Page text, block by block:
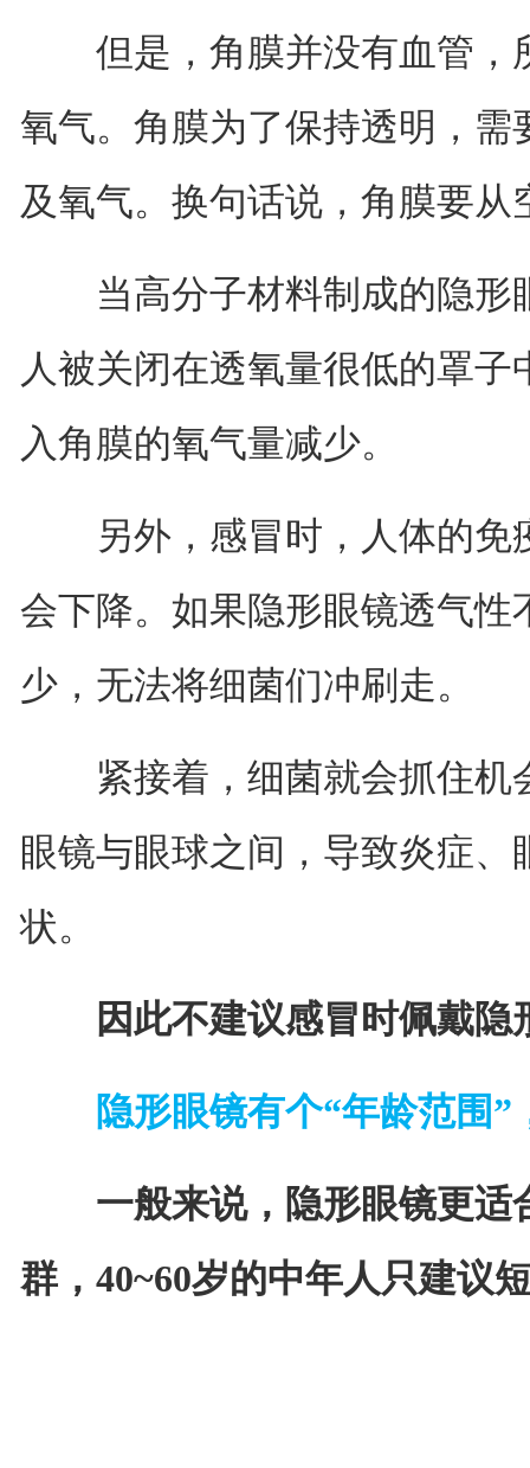
但是，角膜并没有血管，
氧气。角膜为了保持透明，
及氧气。换句话说，角膜要从
当高分子材料制成的隐形
人被关闭在透氧量很低的罩
入角膜的氧气量减少。
另外，感冒时，人体的免
会下降。如果隐形眼镜透气
少，无法将细菌们冲刷走。
紧接着，细菌就会抓住机
眼镜与眼球之间，导致炎症
状。
因此不建议感冒时佩戴隐
隐形眼镜有个“年龄范围
一般来说，隐形眼镜更适
群，40~60岁的中年人只建议